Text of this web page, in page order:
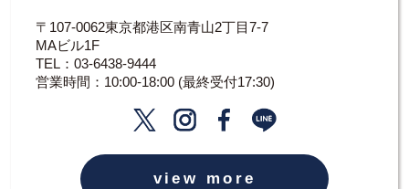
〒107-0062東京都港区南青山2丁目7-7
MAビル1F
TEL： 03-6438-9444
営業時間：10:00-18:00 (最終受付17:30)
view more